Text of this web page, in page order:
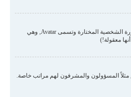
قد تكون هناك صورتان أسفل اسم المستخدم في المواضيع والردود. الأولى هي درجة المستخدم أو الرتبة, عادة ما تكون على شكل نجوم أو نقاط وتمثل عدد المشاركات في المنتدى أو حالتك في المنتدى. أسفل هذه هي صورة الشخصية المختارة وتسمى Avatar, وهي
معقولة!)
المسؤولون والمشرفون لهم مراتب خاصة.